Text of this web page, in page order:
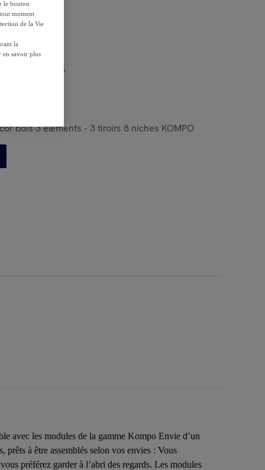
les conditions.
bois 3 éléments - 3 tiroirs 8 niches KOMPO
avec les modules de la gamme Kompo Envie d’un
à être assemblés selon vos envies : Vous
préférez garder à l’abri des regards. Les modules
le bouton
moment
de la Vie
la
en savoir plus